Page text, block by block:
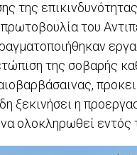
της
του
της σοβαρής
ξεκινήσει η
ολοκληρωθεί